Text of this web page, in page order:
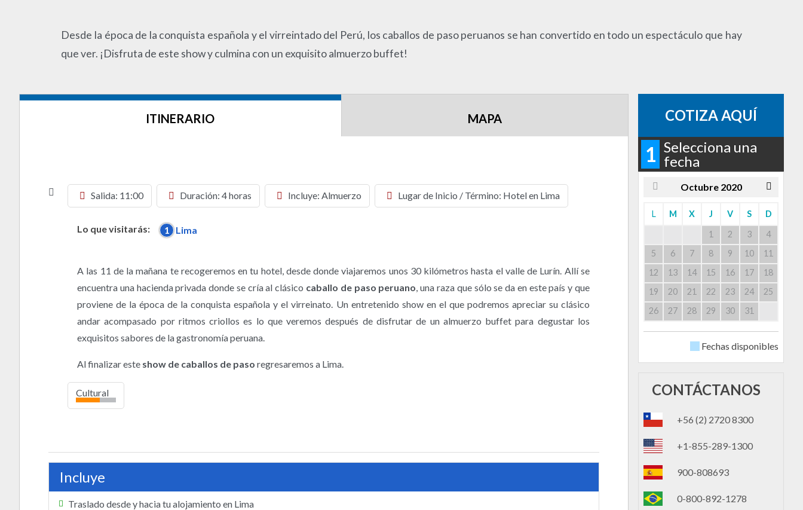
Desde la época de la conquista española y el virreintado del Perú, los caballos de paso peruanos se han convertido en todo un espectáculo que hay
que ver. ¡Disfruta de este show y culmina con un exquisito almuerzo buffet!
ITINERARIO MAPA
Salida: 11:00 Duración: 4 horas Incluye: Almuerzo Lugar de Inicio / Término: Hotel en Lima
Lo que visitarás: 1 Lima
A las 11 de la mañana te recogeremos en tu hotel, desde donde viajaremos unos 30 kilómetros hasta el valle de Lurín. Allí se
encuentra una hacienda privada donde se cría al clásico caballo de paso peruano , una raza que sólo se da en este país y que
proviene de la época de la conquista española y el virreinato. Un entretenido show en el que podremos apreciar su clásico
andar acompasado por ritmos criollos es lo que veremos después de disfrutar de un almuerzo buffet para degustar los
exquisitos sabores de la gastronomía peruana.
Al finalizar este show de caballos de paso regresaremos a Lima.
Cultural
Incluye
Traslado desde y hacia tu alojamiento en Lima
COTIZA AQUÍ
1 Selecciona una
fecha
Octubre 2020
L M X J V S D
1 2 3
4
5
6 7 8 9 10
11
12
13 14 15 16 17
18
19
20 21 22 23 24
25
26
27 28 29 30 31
Fechas disponibles
CONTÁCTANOS
+56 (2) 2720 8300
+1-855-289-1300
900-808693
0-800-892-1278